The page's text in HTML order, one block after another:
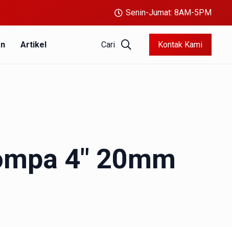
Senin-Jumat: 8AM-5PM
Artikel Cari Kontak Kami
4″ 20mm